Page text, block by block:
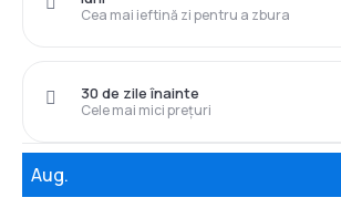
Cea mai ieftină zi pentru a zbura
Cele mai mici prețuri
30 de zile înainte
Aug.